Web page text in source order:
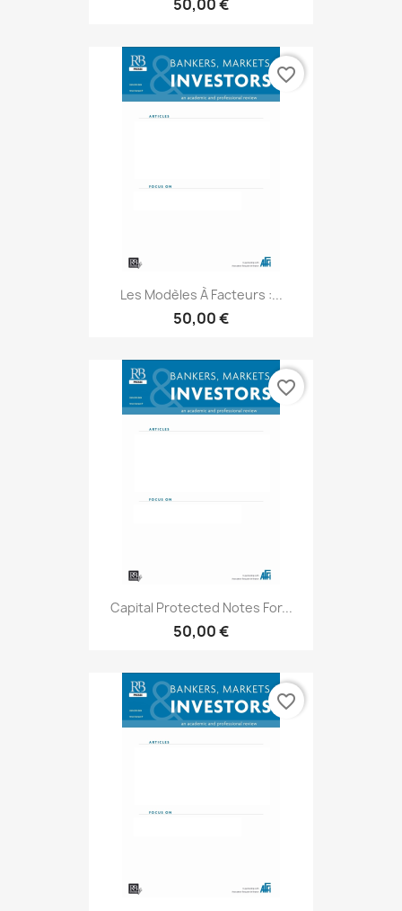
50,00 €
Les Modèles À Facteurs :...
50,00 €
favorite_border
Capital Protected Notes For...
50,00 €
favorite_border
favorite_border